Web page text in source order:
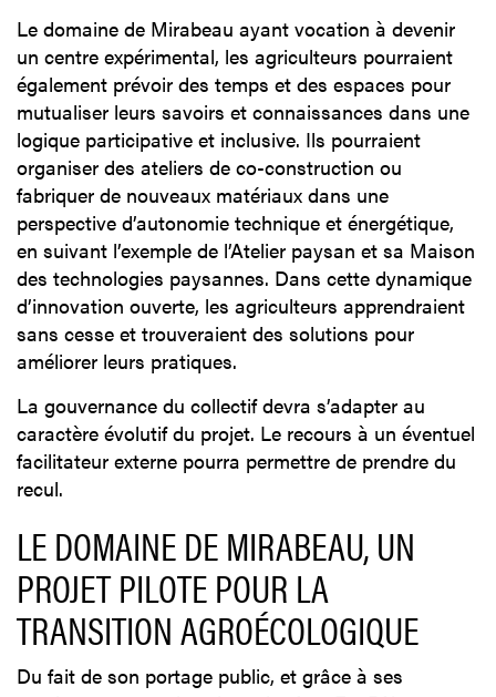
Le domaine de Mirabeau ayant vocation à devenir
un centre expérimental, les agriculteurs pourraient
également prévoir des temps et des espaces pour
mutualiser leurs savoirs et connaissances dans une
logique participative et inclusive. Ils pourraient
organiser des ateliers de co-construction ou
fabriquer de nouveaux matériaux dans une
perspective d’autonomie technique et énergétique,
en suivant l’exemple de l’Atelier paysan et sa Maison
des technologies paysannes. Dans cette dynamique
d’innovation ouverte, les agriculteurs apprendraient
sans cesse et trouveraient des solutions pour
améliorer leurs pratiques.
La gouvernance du collectif devra s’adapter au
caractère évolutif du projet. Le recours à un éventuel
facilitateur externe pourra permettre de prendre du
recul.
LE DOMAINE DE MIRABEAU, UN
PROJET PILOTE POUR LA
TRANSITION AGROÉCOLOGIQUE
Du fait de son portage public, et grâce à ses